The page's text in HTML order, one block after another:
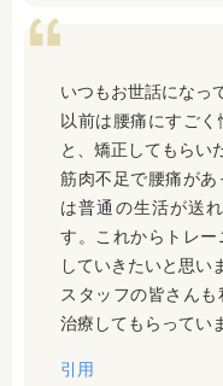
いつもお世話になっ
以前は腰痛にすご
と、矯正してもらい
筋肉不足で腰痛が
は普通の生活が送
す。これからトレ
していきたいと思い
スタッフの皆さん
治療してもらってい
引用